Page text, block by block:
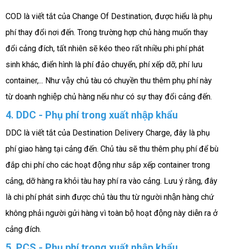
COD là viết tắt của Change Of Destination, được hiểu là phụ
phí thay đổi nơi đến. Trong trường hợp chủ hàng muốn thay
đổi cảng đích, tất nhiên sẽ kéo theo rất nhiều phi phí phát
sinh khác, điển hình là phí đảo chuyển, phí xếp dỡ, phí lưu
container,... Như vậy chủ tàu có chuyền thu thêm phụ phí này
từ doanh nghiệp chủ hàng nếu như có sự thay đổi cảng đến.
4. DDC - Phụ phí trong xuất nhập khẩu
DDC là viết tắt của Destination Delivery Charge, đây là phụ
phí giao hàng tại cảng đến. Chủ tàu sẽ thu thêm phụ phí để bù
đắp chi phí cho các hoạt động như sắp xếp container trong
cảng, dỡ hàng ra khỏi tàu hay phí ra vào cảng. Lưu ý rằng, đây
là chi phí phát sinh được chủ tàu thu từ người nhận hàng chứ
không phải người gửi hàng vì toàn bộ hoạt động này diễn ra ở
cảng đích.